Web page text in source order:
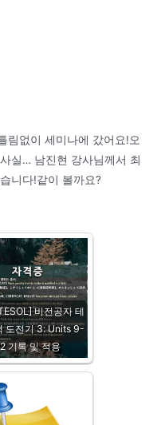
림없이 세미나에 갔어요!오
실… 남진현 강사님께서 최
니다!같이 볼까요?
비전공자 테
도전기 3: Units 9-
기록 및 적용